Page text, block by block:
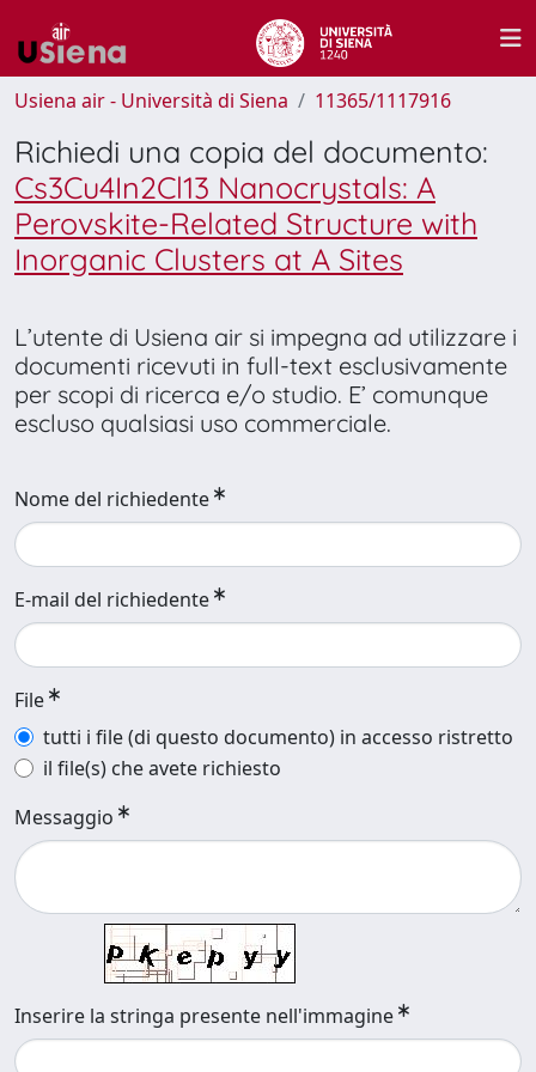
Usiena air - Università di Siena 11365/1117916
Richiedi una copia del documento:
Cs3Cu4In2Cl13 Nanocrystals: A
Perovskite-Related Structure with
Inorganic Clusters at A Sites
L’utente di Usiena air si impegna ad utilizzare i
documenti ricevuti in full-text esclusivamente
per scopi di ricerca e/o studio. E’ comunque
escluso qualsiasi uso commerciale.
Nome del richiedente
E-mail del richiedente
File
tutti i file (di questo documento) in accesso ristretto
il file(s) che avete richiesto
Messaggio
Inserire la stringa presente nell'immagine